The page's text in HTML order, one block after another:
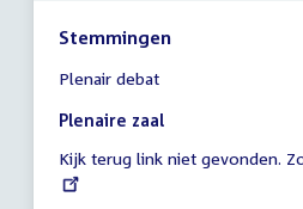
Stemmingen
vergadering
15:15
23:59
uur
Plenair debat
Plenaire zaal
Kijk terug link niet gevonden.